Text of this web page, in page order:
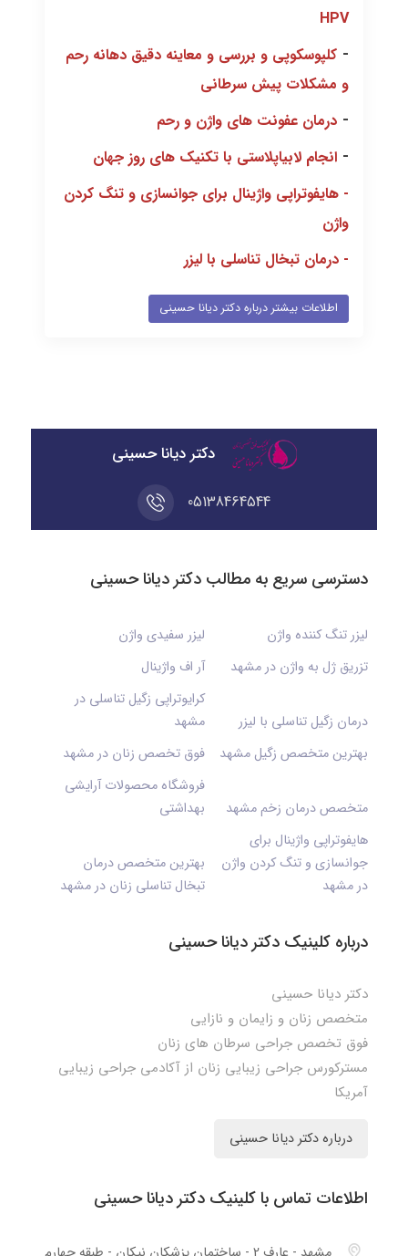
HPV
- کلپوسکوپی و بررسی و معاینه دقیق دهانه رحم
و مشکلات پیش سرطانی
- درمان عفونت های واژن و رحم
- انجام لابیاپلاستی با تکنیک های روز جهان
- هایفوتراپی واژینال برای جوانسازی و تنگ کردن
واژن
- درمان تبخال تناسلی با لیزر
اطلاعات بیشتر درباره دکتر دیانا حسینی
دکتر دیانا حسینی
05138464544
دسترسی سریع به مطالب دکتر دیانا حسینی
لیزر تنگ کننده واژن
لیزر سفیدی واژن
تزریق ژل به واژن در مشهد
آر اف واژینال
درمان زگیل تناسلی با لیزر
کرایوتراپی زگیل تناسلی در
مشهد
بهترین متخصص زگیل مشهد
فوق تخصص زنان در مشهد
متخصص درمان زخم مشهد
فروشگاه محصولات آرایشی
بهداشتی
هایفوتراپی واژینال برای
جوانسازی و تنگ کردن واژن
در مشهد
بهترین متخصص درمان
تبخال تناسلی زنان در مشهد
درباره کلینیک دکتر دیانا حسینی
دکتر دیانا حسینی
متخصص زنان و زایمان و نازایی
فوق تخصص جراحی سرطان های زنان
مسترکورس جراحی زیبایی زنان از آکادمی جراحی زیبایی
آمریکا
درباره دکتر دیانا حسینی
اطلاعات تماس با کلینیک دکتر دیانا حسینی